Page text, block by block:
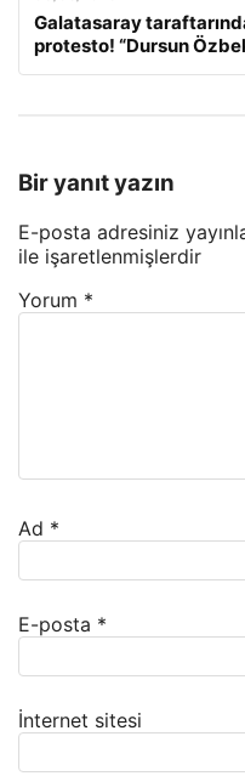
Galatasaray
protesto! “Dursun
Bir yanıt yazın
E-posta adresiniz
ile işaretlenmişlerdir
Yorum *
Ad *
E-posta *
İnternet sitesi